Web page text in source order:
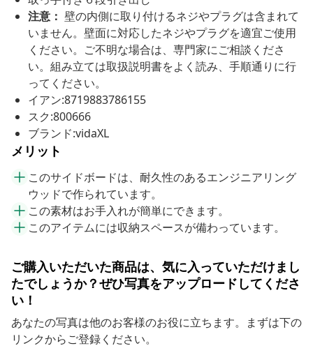
注意： 壁の内側に取り付けるネジやプラグは含まれて
いません。壁面に対応したネジやプラグを適宜ご使用
ください。ご不明な場合は、専門家にご相談くださ
い。組み立ては取扱説明書をよく読み、手順通りに行
ってください。
イアン:8719883786155
スク:800666
ブランド:vidaXL
メリット
このサイドボードは、耐久性のあるエンジニアリング
ウッドで作られています。
この素材はお手入れが簡単にできます。
このアイテムには収納スペースが備わっています。
ご購入いただいた商品は、気に入っていただけまし
たでしょうか？ぜひ写真をアップロードしてくださ
い！
あなたの写真は他のお客様のお役に立ちます。まずは下の
リンクからご登録ください。